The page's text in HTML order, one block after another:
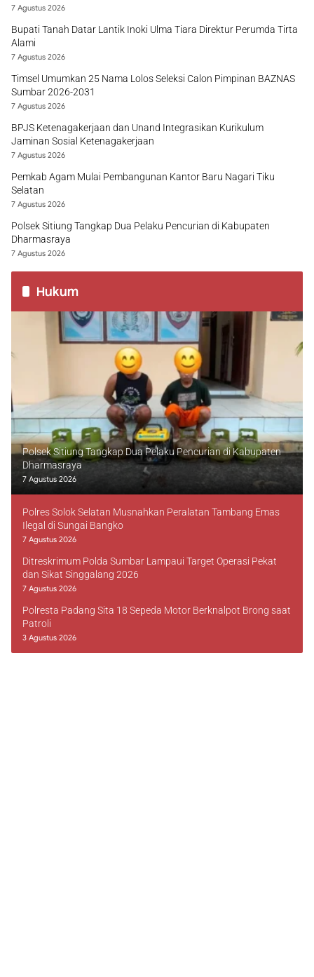
7 Agustus 2026
Bupati Tanah Datar Lantik Inoki Ulma Tiara Direktur Perumda Tirta
Alami
7 Agustus 2026
Timsel Umumkan 25 Nama Lolos Seleksi Calon Pimpinan BAZNAS
Sumbar 2026-2031
7 Agustus 2026
BPJS Ketenagakerjaan dan Unand Integrasikan Kurikulum
Jaminan Sosial Ketenagakerjaan
7 Agustus 2026
Pemkab Agam Mulai Pembangunan Kantor Baru Nagari Tiku
Selatan
7 Agustus 2026
Polsek Sitiung Tangkap Dua Pelaku Pencurian di Kabupaten
Dharmasraya
7 Agustus 2026
Hukum
Polsek Sitiung Tangkap Dua Pelaku Pencurian di Kabupaten
Dharmasraya
7 Agustus 2026
Polres Solok Selatan Musnahkan Peralatan Tambang Emas
Ilegal di Sungai Bangko
7 Agustus 2026
Ditreskrimum Polda Sumbar Lampaui Target Operasi Pekat
dan Sikat Singgalang 2026
7 Agustus 2026
Polresta Padang Sita 18 Sepeda Motor Berknalpot Brong saat
Patroli
3 Agustus 2026